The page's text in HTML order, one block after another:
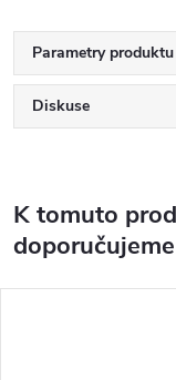
Parametry produktu
Diskuse
K tomuto